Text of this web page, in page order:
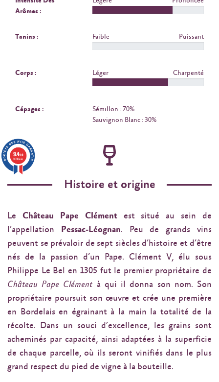
Arômes :
Tanins : Faible Puissant
Corps : Léger Charpenté
Cépages :
Sémillon : 70%
Sauvignon Blanc : 30%
Histoire et origine
Le Château Pape Clémentest situé au sein de
l’appellation
Pessac-Léognan. Peu de grands vins
peuvent se prévaloir de sept siècles d’histoire et d’être
nés de la passion d’un Pape. Clément V, élu sous
Philippe Le Bel en 1305 fut le premier propriétaire de
Château Pape Clément à qui il donna son nom. Son
propriétaire poursuit son œuvre et crée une première
en Bordelais en égrainant à la main la totalité de la
récolte. Dans un souci d’excellence, les grains sont
acheminés par capacité, ainsi adaptées à la superficie
de chaque parcelle, où ils seront vinifiés dans le plus
grand respect du pied de vigne à la bouteille.
9.4/10
3638 avis